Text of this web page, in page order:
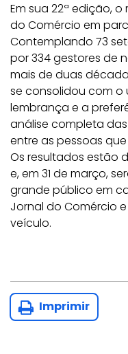
Em sua 22ª edição,
do Comércio em
Contemplando 73
por 334 gestores de
mais de duas
se consolidou com
lembrança e a
análise completa
entre as pessoas
Os resultados estão
e, em 31 de março,
grande público em
Jornal do Comércio
veículo.
Imprimir